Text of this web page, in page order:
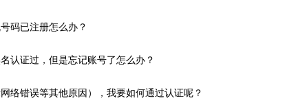
码已注册怎么办？
认证过，但是忘记账号了怎么办？
络错误等其他原因），我要如何通过认证呢？